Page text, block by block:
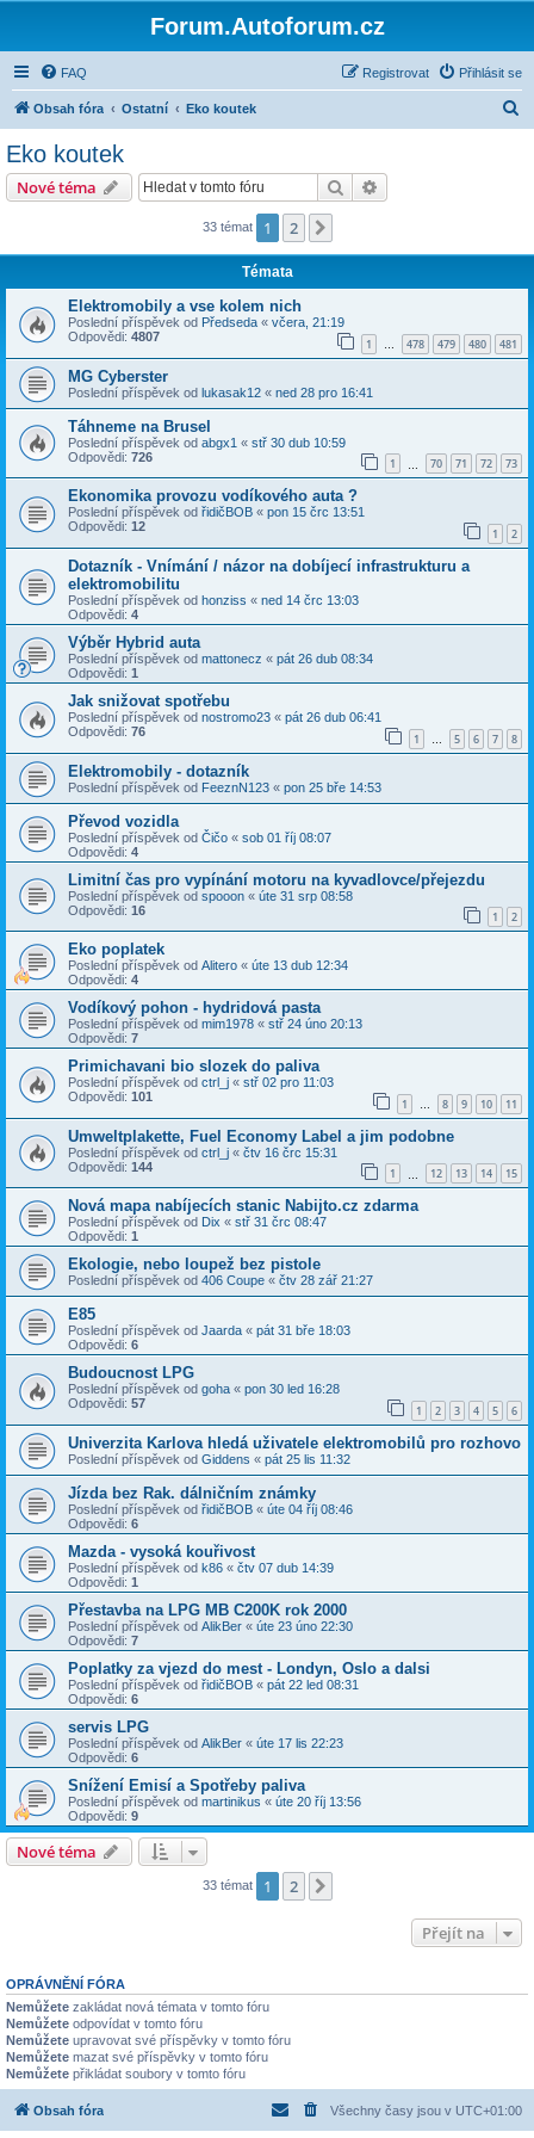
Forum.Autoforum.cz
FAQ Přihlásit se
Registrovat
Obsah fóra Ostatní Eko koutek
Eko koutek
Nové téma Hledat
33 témat 1 2
Témata
Elektromobily a vse kolem nich
Poslední příspěvek od Předseda « včera, 21:19
Odpovědi: 4807 1 … 478 479 480 481
MG Cyberster
Poslední příspěvek od lukasak12 « ned 28 pro 16:41
Táhneme na Brusel
Poslední příspěvek od abgx1 « stř 30 dub 10:59
Odpovědi: 726 1 70 71 72 73
Ekonomika provozu vodíkového auta ?
Poslední příspěvek od řidičBOB « pon 15 črc 13:51
Odpovědi: 12 1 2
Dotazník - Vnímání / názor na dobíjecí infrastrukturu a
elektromobilitu
Poslední příspěvek od honziss « ned 14 črc 13:03
Odpovědi: 4
Výběr Hybrid auta
Poslední příspěvek od mattonecz « pát 26 dub 08:34
Odpovědi: 1
Jak snižovat spotřebu
Poslední příspěvek od nostromo23 « pát 26 dub 06:41
Odpovědi: 76 1 … 5 6 7 8
Elektromobily - dotazník
Poslední příspěvek od FeeznN123 « pon 25 bře 14:53
Převod vozidla
Poslední příspěvek od Čičo « sob 01 říj 08:07
Odpovědi: 4
Limitní čas pro vypínání motoru na kyvadlovce/přejezdu
Poslední příspěvek od spooon « úte 31 srp 08:58
Odpovědi: 16 1 2
Eko poplatek
Poslední příspěvek od Alitero « úte 13 dub 12:34
Odpovědi: 4
Vodíkový pohon - hydridová pasta
Poslední příspěvek od mim1978 « stř 24 úno 20:13
Odpovědi: 7
Primichavani bio slozek do paliva
Poslední příspěvek od ctrl_j « stř 02 pro 11:03
Odpovědi: 101 1 … 8 9 10 11
Umweltplakette, Fuel Economy Label a jim podobne
Poslední příspěvek od ctrl_j « čtv 16 črc 15:31
Odpovědi: 144 1 12 13 14 15
Nová mapa nabíjecích stanic Nabijto.cz zdarma
Poslední příspěvek od Dix « stř 31 črc 08:47
Odpovědi: 1
Ekologie, nebo loupež bez pistole
Poslední příspěvek od 406 Coupe « čtv 28 zář 21:27
E85
Poslední příspěvek od Jaarda « pát 31 bře 18:03
Odpovědi: 6
Budoucnost LPG
Poslední příspěvek od goha « pon 30 led 16:28
Odpovědi: 57 1 2 3 4 5 6
Univerzita Karlova hledá uživatele elektromobilů pro rozhovo
Poslední příspěvek od Giddens « pát 25 lis 11:32
Jízda bez Rak. dálničním známky
Poslední příspěvek od řidičBOB « úte 04 říj 08:46
Odpovědi: 6
Mazda - vysoká kouřivost
Poslední příspěvek od k86 « čtv 07 dub 14:39
Odpovědi: 1
Přestavba na LPG MB C200K rok 2000
Poslední příspěvek od AlikBer « úte 23 úno 22:30
Odpovědi: 7
Poplatky za vjezd do mest - Londyn, Oslo a dalsi
Poslední příspěvek od řidičBOB « pát 22 led 08:31
Odpovědi: 6
servis LPG
Poslední příspěvek od AlikBer « úte 17 lis 22:23
Odpovědi: 6
Snížení Emisí a Spotřeby paliva
Poslední příspěvek od martinikus « úte 20 říj 13:56
Odpovědi: 9
Nové téma
33 témat 1 2
Přejít na
OPRÁVNĚNÍ FÓRA
Nemůžete zakládat nová témata v tomto fóru
Nemůžete odpovídat v tomto fóru
Nemůžete upravovat své příspěvky v tomto fóru
Nemůžete mazat své příspěvky v tomto fóru
Nemůžete přikládat soubory v tomto fóru
Obsah fóra Všechny časy jsou v UTC+01:00